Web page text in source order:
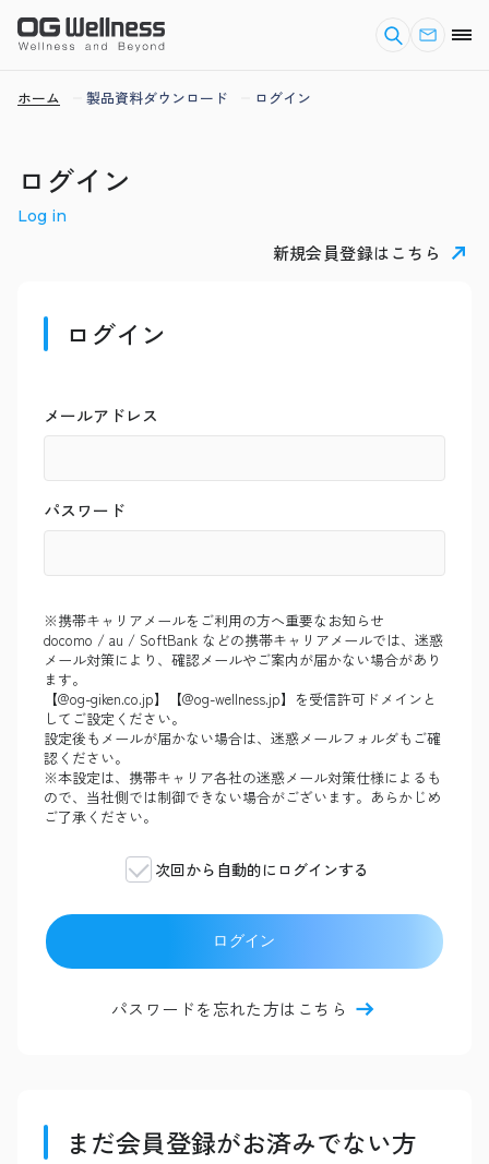
ホーム 製品資料ダウンロード ログイン
ログイン
Log in
新規会員登録はこちら
ログイン
メールアドレス
パスワード
※携帯キャリアメールをご利用の方へ重要なお知らせ
docomo / au / SoftBank などの携帯キャリアメールでは、迷惑
メール対策により、確認メールやご案内が届かない場合があり
ます。
【@og-giken.co.jp】【@og-wellness.jp】を受信許可ドメインと
してご設定ください。
設定後もメールが届かない場合は、迷惑メールフォルダもご確
認ください。
※本設定は、携帯キャリア各社の迷惑メール対策仕様によるも
ので、当社側では制御できない場合がございます。あらかじめ
ご了承ください。
次回から自動的にログインする
ログイン
パスワードを忘れた方はこちら
まだ会員登録がお済みでない方